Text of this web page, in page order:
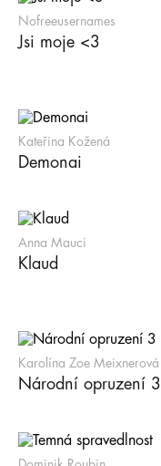
Nofreeusernames
Jsi moje <3
Kateřina Kožená
Demonai
Anna Mauci
Klaud
Karolína Zoe Meixnerová
Národní opruzení 3